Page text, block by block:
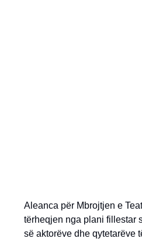
Aleanca për Mbrojtjen e
tërheqjen nga plani fillestar
së aktorëve dhe qytetarëve